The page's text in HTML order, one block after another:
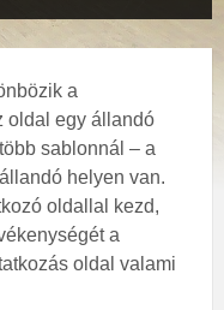
a
oldal egy állandó
sablonnál – a
helyen van.
oldallal kezd,
a
oldal valami